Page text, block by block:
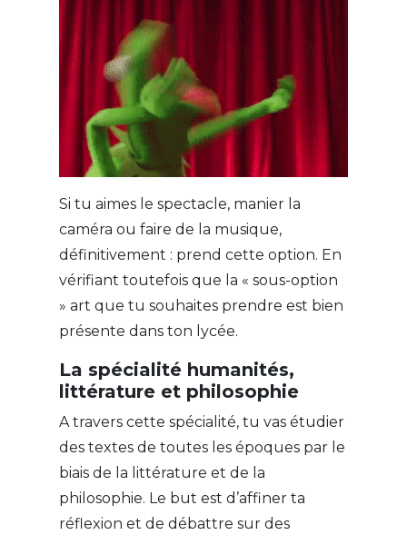
Si tu aimes le spectacle, manier la
caméra ou faire de la musique,
définitivement : prend cette option. En
vérifiant toutefois que la « sous-option
» art que tu souhaites prendre est bien
présente dans ton lycée.
La spécialité humanités,
littérature et philosophie
A travers cette spécialité, tu vas étudier
des textes de toutes les époques par le
biais de la littérature et de la
philosophie. Le but est d’affiner ta
réflexion et de débattre sur des